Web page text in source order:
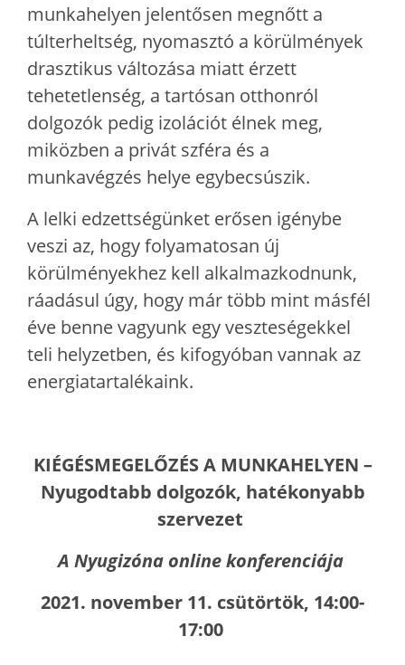
munkahelyen jelentősen megnőtt a
túlterheltség, nyomasztó a körülmények
drasztikus változása miatt érzett
tehetetlenség, a tartósan otthonról
dolgozók pedig izolációt élnek meg,
miközben a privát szféra és a
munkavégzés helye egybecsúszik.
A lelki edzettségünket erősen igénybe
veszi az, hogy folyamatosan új
körülményekhez kell alkalmazkodnunk,
ráadásul úgy, hogy már több mint másfél
éve benne vagyunk egy veszteségekkel
teli helyzetben, és kifogyóban vannak az
energiatartalékaink.
KIÉGÉSMEGELŐZÉS A MUNKAHELYEN –
Nyugodtabb dolgozók, hatékonyabb
szervezet
A Nyugizóna online konferenciája
2021. november 11. csütörtök, 14:00-
17:00